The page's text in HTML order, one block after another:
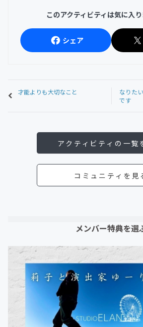
このアクティビティは気に入
シェア
才能よりも大切なこと
なりた
です
アクティビティの一覧
コミュニティを見
メンバー特典を選